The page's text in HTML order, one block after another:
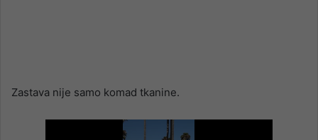
Zastava nije samo komad tkanine.